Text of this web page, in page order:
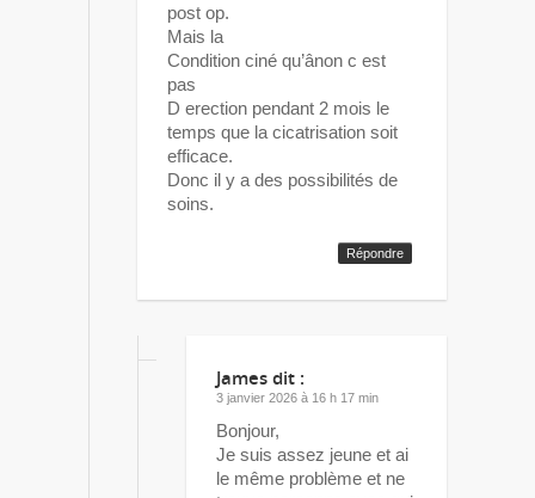
post op.
Mais la
Condition ciné qu’ânon c est
pas
D erection pendant 2 mois le
temps que la cicatrisation soit
efficace.
Donc il y a des possibilités de
soins.
Répondre
James dit :
3 janvier 2026 à 16 h 17 min
Bonjour,
Je suis assez jeune et ai
le même problème et ne